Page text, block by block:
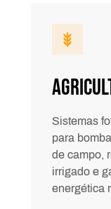
Sistemas
para
de campo,
irrigado e
energética